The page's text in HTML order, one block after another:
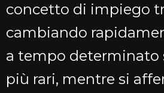
concetto di impiego
cambiando
a tempo determinato
più rari, mentre si